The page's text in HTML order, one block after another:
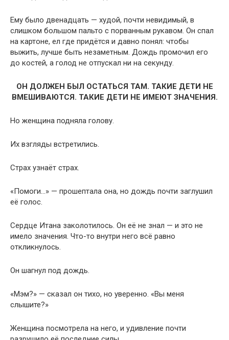
Ему было двенадцать — худой, почти невидимый, в
слишком большом пальто с порванным рукавом. Он спал
на картоне, ел где придётся и давно понял: чтобы
выжить, лучше быть незаметным. Дождь промочил его
до костей, а голод не отпускал ни на секунду.
ОН ДОЛЖЕН БЫЛ ОСТАТЬСЯ ТАМ. ТАКИЕ ДЕТИ НЕ
ВМЕШИВАЮТСЯ. ТАКИЕ ДЕТИ НЕ ИМЕЮТ ЗНАЧЕНИЯ.
Но женщина подняла голову.
Их взгляды встретились.
Страх узнаёт страх.
«Помоги…» — прошептала она, но дождь почти заглушил
её голос.
Сердце Итана заколотилось. Он её не знал — и это не
имело значения. Что-то внутри него всё равно
откликнулось.
Он шагнул под дождь.
«Мэм?» — сказал он тихо, но уверенно. «Вы меня
слышите?»
Женщина посмотрела на него, и удивление почти